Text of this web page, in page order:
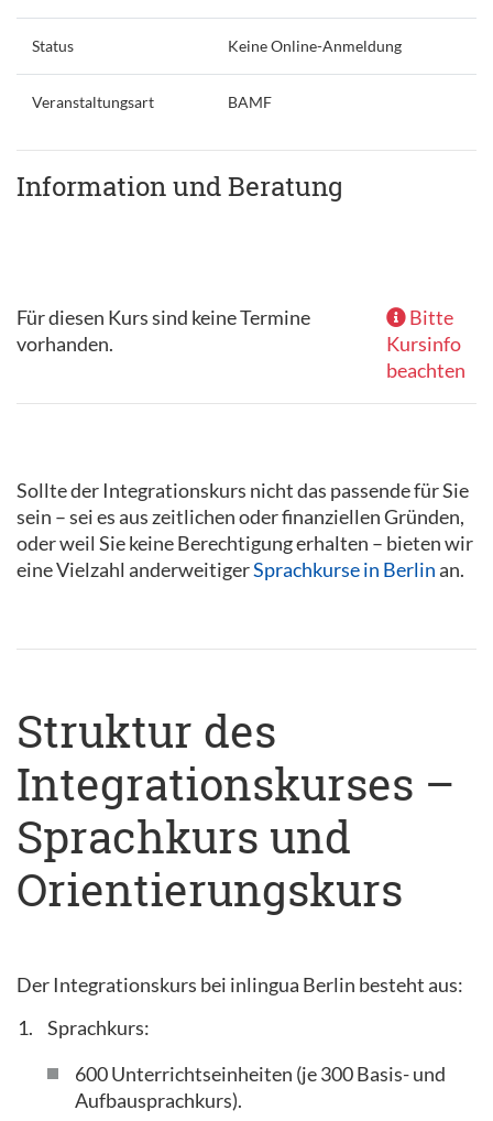
Status Keine Online-Anmeldung
Veranstaltungsart BAMF
Information und Beratung
Für diesen Kurs sind keine Termine
vorhanden.
Bitte
Kursinfo
beachten
Sollte der Integrationskurs nicht das passende für Sie
sein – sei es aus zeitlichen oder finanziellen Gründen,
oder weil Sie keine Berechtigung erhalten – bieten wir
eine Vielzahl anderweitigerSprachkurse in Berlinan.
Struktur des
Integrationskurses –
Sprachkurs und
Orientierungskurs
Der Integrationskurs bei inlingua Berlin besteht aus:
Sprachkurs:
600 Unterrichtseinheiten (je 300 Basis- und
Aufbausprachkurs).